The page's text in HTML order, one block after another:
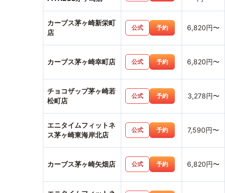
カーブス茅ヶ崎新栄町
店
公式 予約 6,820円〜
カーブス茅ヶ崎幸町店 公式 予約 6,820円〜
チョコザップ茅ヶ崎若
松町店
公式 予約 3,278円〜
エニタイムフィットネ
ス茅ヶ崎東海岸北店
公式 予約 7,590円〜
カーブス茅ヶ崎矢畑店 公式 予約 6,820円〜